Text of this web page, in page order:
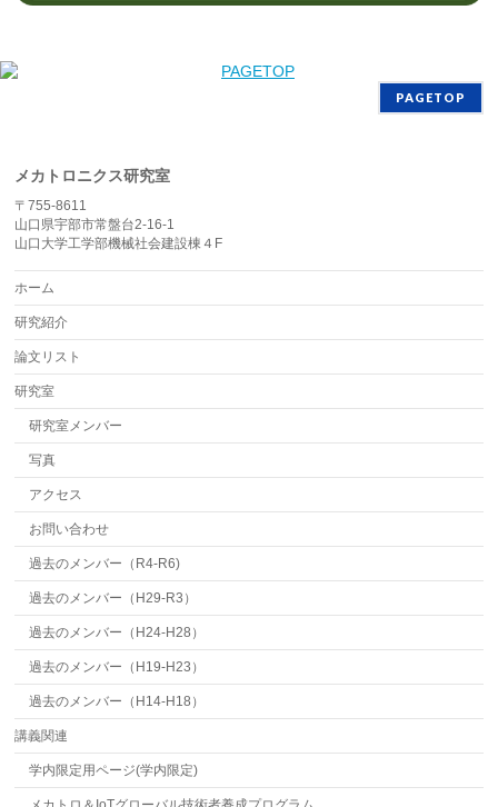
PAGETOP
メカトロニクス研究室
〒755-8611
山口県宇部市常盤台2-16-1
山口大学工学部機械社会建設棟４F
ホーム
研究紹介
論文リスト
研究室
研究室メンバー
写真
アクセス
お問い合わせ
過去のメンバー（R4-R6)
過去のメンバー（H29-R3）
過去のメンバー（H24-H28）
過去のメンバー（H19-H23）
過去のメンバー（H14-H18）
講義関連
学内限定用ページ(学内限定)